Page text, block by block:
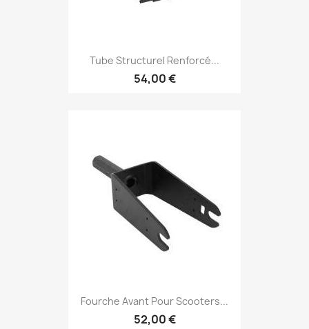
Tube Structurel Renforcé...
54,00 €
Fourche Avant Pour Scooters...
52,00 €